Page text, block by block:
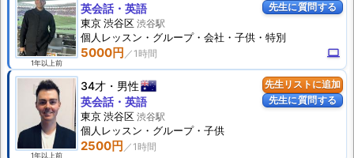
先生に質問する
1年以上前
5000円 computer
英会話・英語
東京 渋谷区 渋谷駅
個人 レッスン ・グループ・会社・子供・特別
先生リストに追加
先生に質問する
1年以上前
34才 男性
2500円
英会話・英語
東京 渋谷区 渋谷駅
個人 レッスン ・グループ・子供